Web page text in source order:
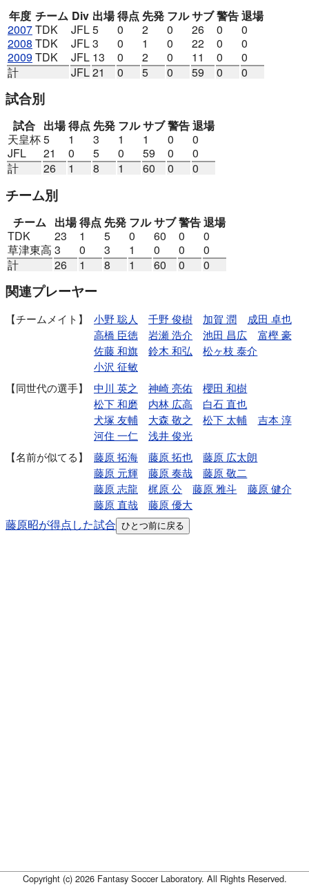
年度 チーム Div 出場得点 先発 フルサブ警告退場
2007TDK JFL5 0 2 0 26 0
0
2008 TDK JFL3 0 1 0 22 0
0
2009TDK JFL 13 0 2 0 11 0
0
計
JFL21 0 5 0 59 0 0
試合別
試合 出場得点 先発 フルサブ警告退場
天皇杯5 1 3 1 1 0
0
JFL
21 0 5 0 59 0
0
計
26 1 8 1 60 0 0
チーム別
チーム 出場得点 先発 フルサブ警告退場
TDK
23 1 5 0 60 0
0
草津東高 3 0 3 1 0 0
0
計
26 1 8 1 60 0 0
関連プレーヤー
チームメイト 小野 聡人 千野 俊樹 加賀 潤
成田 卓也
高橋 臣徳
岩瀬 浩介 池田 昌広
富樫 豪
佐藤 和旗
鈴木 和弘
松ヶ枝 泰介
小沢 征敏
同世代の選手
中川 英之 神崎 亮佑
櫻田 和樹
松下 和磨
内林 広高
白石 直也
犬塚 友輔
大森 敬之 松下 太輔
吉本 淳
河住 一仁
浅井 俊光
名前が似てる
藤原 拓海 藤原 拓也
藤原 広太朗
藤原 元輝
藤原 奏哉
藤原 敬二
藤原 志龍
梶原 公 藤原 雅斗
藤原 健介
藤原 直哉
藤原 優大
藤原昭が得点した試合 ひとつ前に戻る
Copyright (c) 2026 Fantasy Soccer Laboratory. All Rights Reserved.